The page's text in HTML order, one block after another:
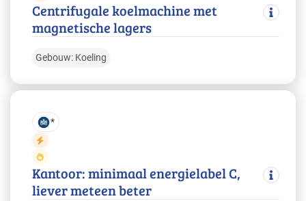
Centrifugale koelmachine met
magnetische lagers
Gebouw: Koeling
Kantoor: minimaal energielabel C,
liever meteen beter
*